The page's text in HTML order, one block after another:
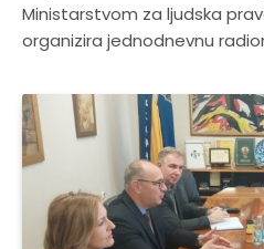
Ministarstvom za ljudska
organizira jednodnevnu